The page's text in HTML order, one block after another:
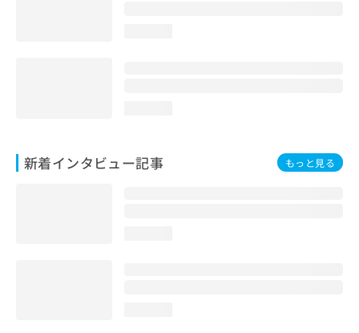
新着インタビュー記事 もっと見る